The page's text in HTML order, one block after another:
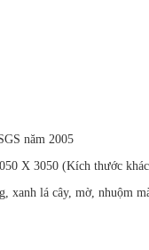
năm 2005
X 3050 (Kích thước
xanh lá cây, mờ, nhuộm